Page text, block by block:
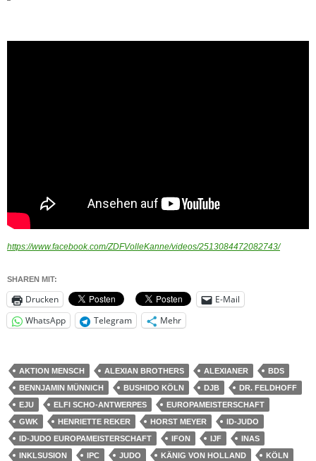
https://www.facebook.com/ZDFVolleKanne/videos/2513084472082743/
SHAREN MIT:
Drucken
E-Mail
WhatsApp
Telegram Mehr
AKTION MENSCH ALEXIAN BROTHERS ALEXIANER
BDS
BENNJAMIN MÜNNICH
BUSHIDO KÖLN DJB
DR. FELDHOFF
EJU
ELFI SCHO-ANTWERPES
EUROPAMEISTERSCHAFT
GWK
HENRIETTE REKER HORST MEYER
ID-JUDO
ID-JUDO EUROPAMEISTERSCHAFT
IFON IJF
INAS
INKLSUSION
IPC JUDO KÄNIG VON HOLLAND
KÖLN